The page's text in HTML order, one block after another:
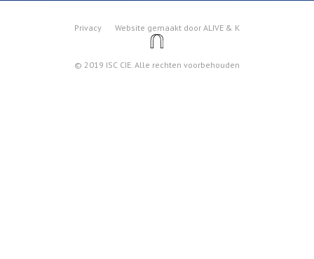
Privacy Website gemaakt door ALIVE & K
© 2019 ISC CIE. Alle rechten voorbehouden